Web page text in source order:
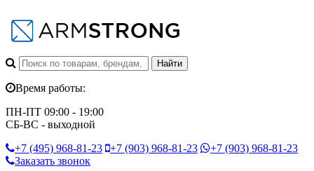
Время работы:
ПН-ПТ 09:00 - 19:00
СБ-ВС - выходной
+7 (495) 968-81-23 +7 (903) 968-81-23 +7 (903) 968-81-23
Заказать звонок